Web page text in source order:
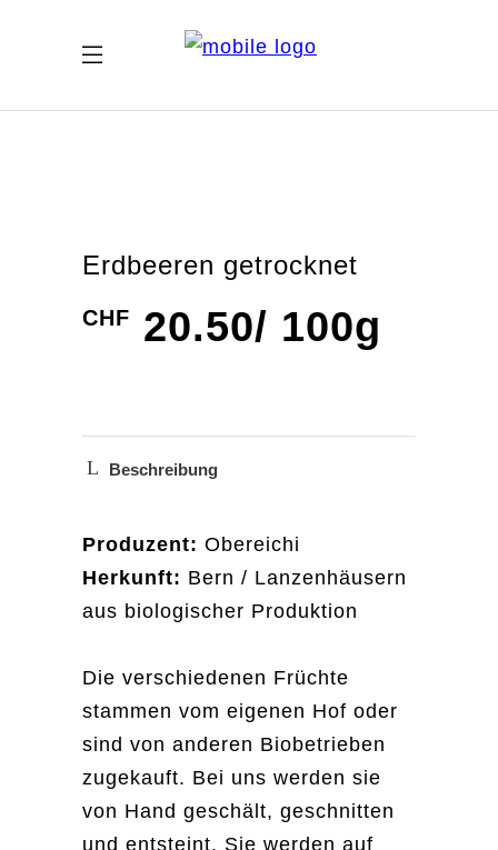
Erdbeeren getrocknet
CHF 20.50/ 100g
Beschreibung
Produzent: Obereichi
Herkunft: Bern / Lanzenhäusern
aus biologischer Produktion
Die verschiedenen Früchte
stammen vom eigenen Hof oder
sind von anderen Biobetrieben
zugekauft. Bei uns werden sie
von Hand geschält, geschnitten
und entsteint. Sie werden auf
Donnerstag 15–19 Uhr
Freitag 12–19 Uhr
Newsletter anmelden
Name